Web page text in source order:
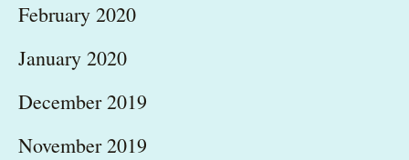
February 2020
January 2020
December 2019
November 2019